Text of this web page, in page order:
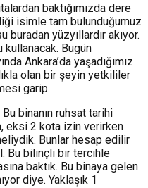
baktığımızda dere
isimle tam bulunduğumuz
buradan yüzyıllardır akıyor.
Bugün
Ankara’da yaşadığımız
olan bir şeyin yetkililer
garip.
Bu binanın ruhsat tarihi
eksi 2 kota izin verirken
Bunlar hesap edilir
Bu bilinçli bir tercihle
baktık. Bu binaya gelen
diye. Yaklaşık 1